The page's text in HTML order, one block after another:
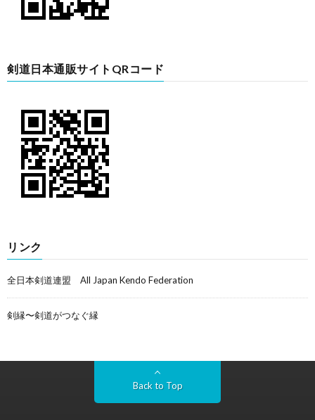
剣道日本通販サイトQRコード
リンク
全日本剣道連盟 All Japan Kendo Federation
剣縁〜剣道がつなぐ縁
Back to Top